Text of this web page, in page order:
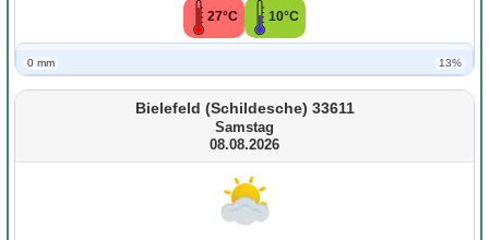
27°C 10°C
0 mm 13%
Bielefeld (Schildesche) 33611
Samstag
08.08.2026